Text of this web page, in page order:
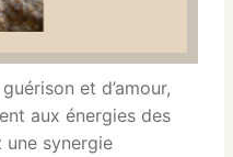
et d’amour,
aux énergies des
une synergie